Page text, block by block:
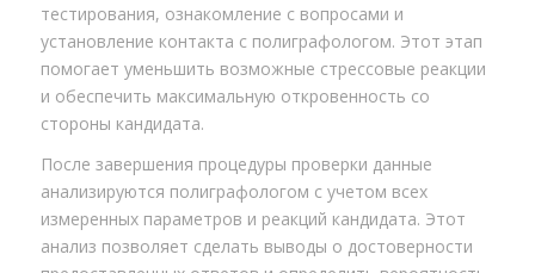
тестирования, ознакомление с вопросами и
установление контакта с полиграфологом. Этот этап
помогает уменьшить возможные стрессовые реакции
и обеспечить максимальную откровенность со
стороны кандидата.
После завершения процедуры проверки данные
анализируются полиграфологом с учетом всех
измеренных параметров и реакций кандидата. Этот
анализ позволяет сделать выводы о достоверности